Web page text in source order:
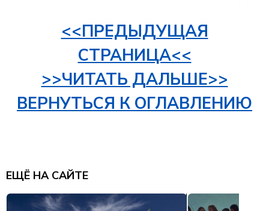
<<ПРЕДЫДУЩАЯ
СТРАНИЦА<<
>>ЧИТАТЬ ДАЛЬШЕ>>
ВЕРНУТЬСЯ К ОГЛАВЛЕНИЮ
ЕЩЁ НА САЙТЕ